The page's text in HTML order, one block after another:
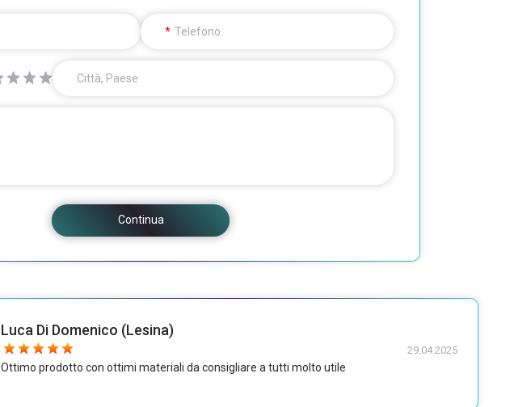
Telefono
Città, Paese
Continua
Luca Di Domenico (Lesina)
29.04.2025
Ottimo prodotto con ottimi materiali da consigliare a tutti molto utile